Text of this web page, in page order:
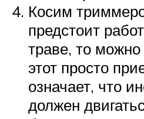
Косим
предстоит
траве, то можно
этот просто
означает, что
должен